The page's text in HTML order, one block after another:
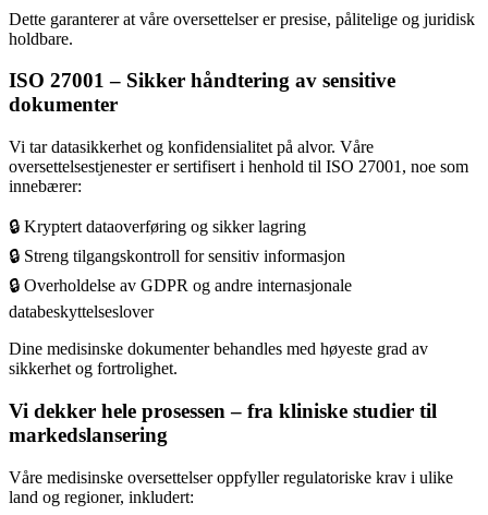
Dette garanterer at våre oversettelser er presise, pålitelige og juridisk
holdbare.
ISO 27001 – Sikker håndtering av sensitive
dokumenter
Vi tar datasikkerhet og konfidensialitet på alvor. Våre
oversettelsestjenester er sertifisert i henhold til ISO 27001, noe som
innebærer:
🔒 Kryptert dataoverføring og sikker lagring
🔒 Streng tilgangskontroll for sensitiv informasjon
🔒 Overholdelse av GDPR og andre internasjonale
databeskyttelseslover
Dine medisinske dokumenter behandles med høyeste grad av
sikkerhet og fortrolighet.
Vi dekker hele prosessen – fra kliniske studier til
markedslansering
Våre medisinske oversettelser oppfyller regulatoriske krav i ulike
land og regioner, inkludert: